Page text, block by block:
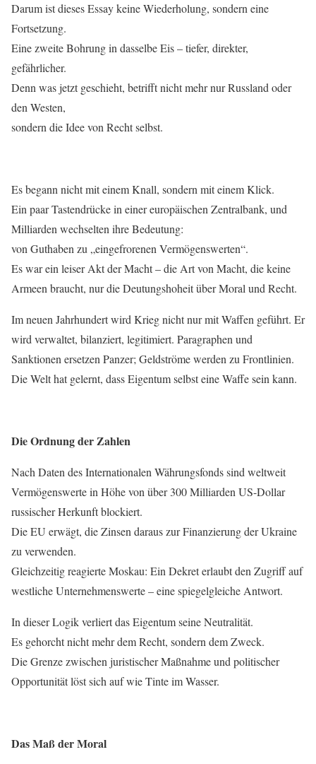
Darum ist dieses Essay keine Wiederholung, sondern eine
Fortsetzung.
Eine zweite Bohrung in dasselbe Eis – tiefer, direkter,
gefährlicher.
Denn was jetzt geschieht, betrifft nicht mehr nur Russland oder
den Westen,
sondern die Idee von Recht selbst.
Es begann nicht mit einem Knall, sondern mit einem Klick.
Ein paar Tastendrücke in einer europäischen Zentralbank, und
Milliarden wechselten ihre Bedeutung:
von Guthaben zu „eingefrorenen Vermögenswerten“.
Es war ein leiser Akt der Macht – die Art von Macht, die keine
Armeen braucht, nur die Deutungshoheit über Moral und Recht.
Im neuen Jahrhundert wird Krieg nicht nur mit Waffen geführt. Er
wird verwaltet, bilanziert, legitimiert. Paragraphen und
Sanktionen ersetzen Panzer; Geldströme werden zu Frontlinien.
Die Welt hat gelernt, dass Eigentum selbst eine Waffe sein kann.
Die Ordnung der Zahlen
Nach Daten des Internationalen Währungsfonds sind weltweit
Vermögenswerte in Höhe von über 300 Milliarden US-Dollar
russischer Herkunft blockiert.
Die EU erwägt, die Zinsen daraus zur Finanzierung der Ukraine
zu verwenden.
Gleichzeitig reagierte Moskau: Ein Dekret erlaubt den Zugriff auf
westliche Unternehmenswerte – eine spiegelgleiche Antwort.
In dieser Logik verliert das Eigentum seine Neutralität.
Es gehorcht nicht mehr dem Recht, sondern dem Zweck.
Die Grenze zwischen juristischer Maßnahme und politischer
Opportunität löst sich auf wie Tinte im Wasser.
Das Maß der Moral